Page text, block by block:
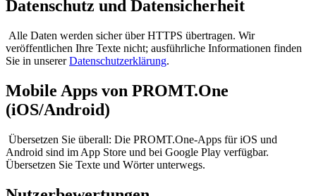
Datenschutz und Datensicherheit
Alle Daten werden sicher über HTTPS übertragen. Wir
veröffentlichen Ihre Texte nicht; ausführliche Informationen finden
Sie in unsererDatenschutzerklärung.
Mobile Apps von PROMT.One
(iOS/Android)
Übersetzen Sie überall: Die PROMT.One-Apps für iOS und
Android sind im App Store und bei Google Play verfügbar.
Übersetzen Sie Texte und Wörter unterwegs.